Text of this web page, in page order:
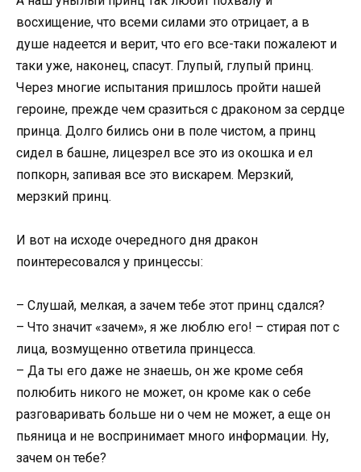
восхищение, что всеми силами это отрицает, а в
душе надеется и верит, что его все-таки пожалеют и
таки уже, наконец, спасут. Глупый, глупый принц.
Через многие испытания пришлось пройти нашей
героине, прежде чем сразиться с драконом за сердце
принца. Долго бились они в поле чистом, а принц
сидел в башне, лицезрел все это из окошка и ел
попкорн, запивая все это вискарем. Мерзкий,
мерзкий принц.
И вот на исходе очередного дня дракон
поинтересовался у принцессы:
– Слушай, мелкая, а зачем тебе этот принц сдался?
– Что значит «зачем», я же люблю его! – стирая пот с
лица, возмущенно ответила принцесса.
– Да ты его даже не знаешь, он же кроме себя
полюбить никого не может, он кроме как о себе
разговаривать больше ни о чем не может, а еще он
пьяница и не воспринимает много информации. Ну,
зачем он тебе?